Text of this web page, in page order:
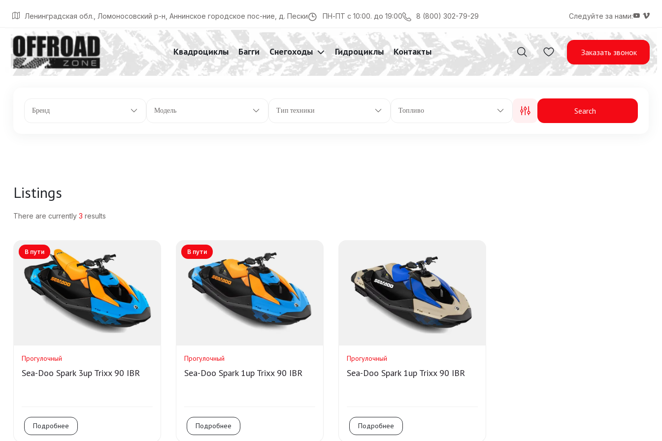
Ленинградская обл., Ломоносовский р-н, Аннинское городское пос-ние, д. Пески ПН-ПТ с 10:00. до 19:00 8 (800) 302-79-29 Следуйте за нами:
Квадроциклы Багги Снегоходы Гидроциклы Контакты Заказать звонок
Главная Listings Перчаточный ящик – 2,68. Переднее багажное отделение – 42 (доп. оборудование)
Бренд Модель Тип техники Топливо Search
Listings
There are currently 3 results
В пути
Прогулочный
Sea-Doo Spark 3up Trixx 90 IBR
Подробнее
В пути
Прогулочный
Sea-Doo Spark 1up Trixx 90 IBR
Подробнее
Прогулочный
Sea-Doo Spark 1up Trixx 90 IBR
Подробнее